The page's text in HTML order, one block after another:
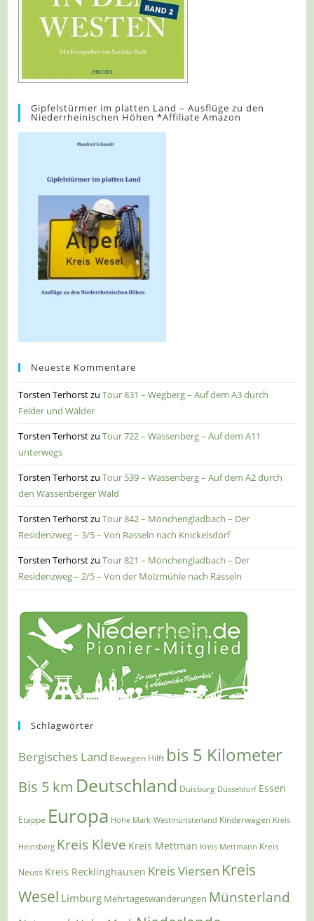
Gipfelstürmer im platten Land – Ausflüge zu den
Niederrheinischen Höhen *Affiliate Amazon
Neueste Kommentare
Torsten TerhorstzuTour 831 – Wegberg – Auf dem A3 durch
Felder und Wälder
Torsten TerhorstzuTour 722 – Wassenberg – Auf dem A11
unterwegs
Torsten TerhorstzuTour 539 – Wassenberg – Auf dem A2 durch
den Wassenberger Wald
Torsten TerhorstzuTour 842 – Mönchengladbach – Der
Residenzweg – 3/5 – Von Rasseln nach Knickelsdorf
Torsten TerhorstzuTour 821 – Mönchengladbach – Der
Residenzweg – 2/5 – Von der Molzmühle nach Rasseln
Schlagwörter
Bergisches Land Bewegen Hilft bis 5 Kilometer
Bis 5 km Deutschland Duisburg Düsseldorf Essen
Etappe Europa Hohe Mark-Westmünsterland Kinderwagen Kreis
Heinsberg Kreis Kleve Kreis Mettman Kreis Mettmann Kreis
Neuss Kreis Recklinghausen Kreis Viersen Kreis
Wesel Limburg Mehrtageswanderungen Münsterland